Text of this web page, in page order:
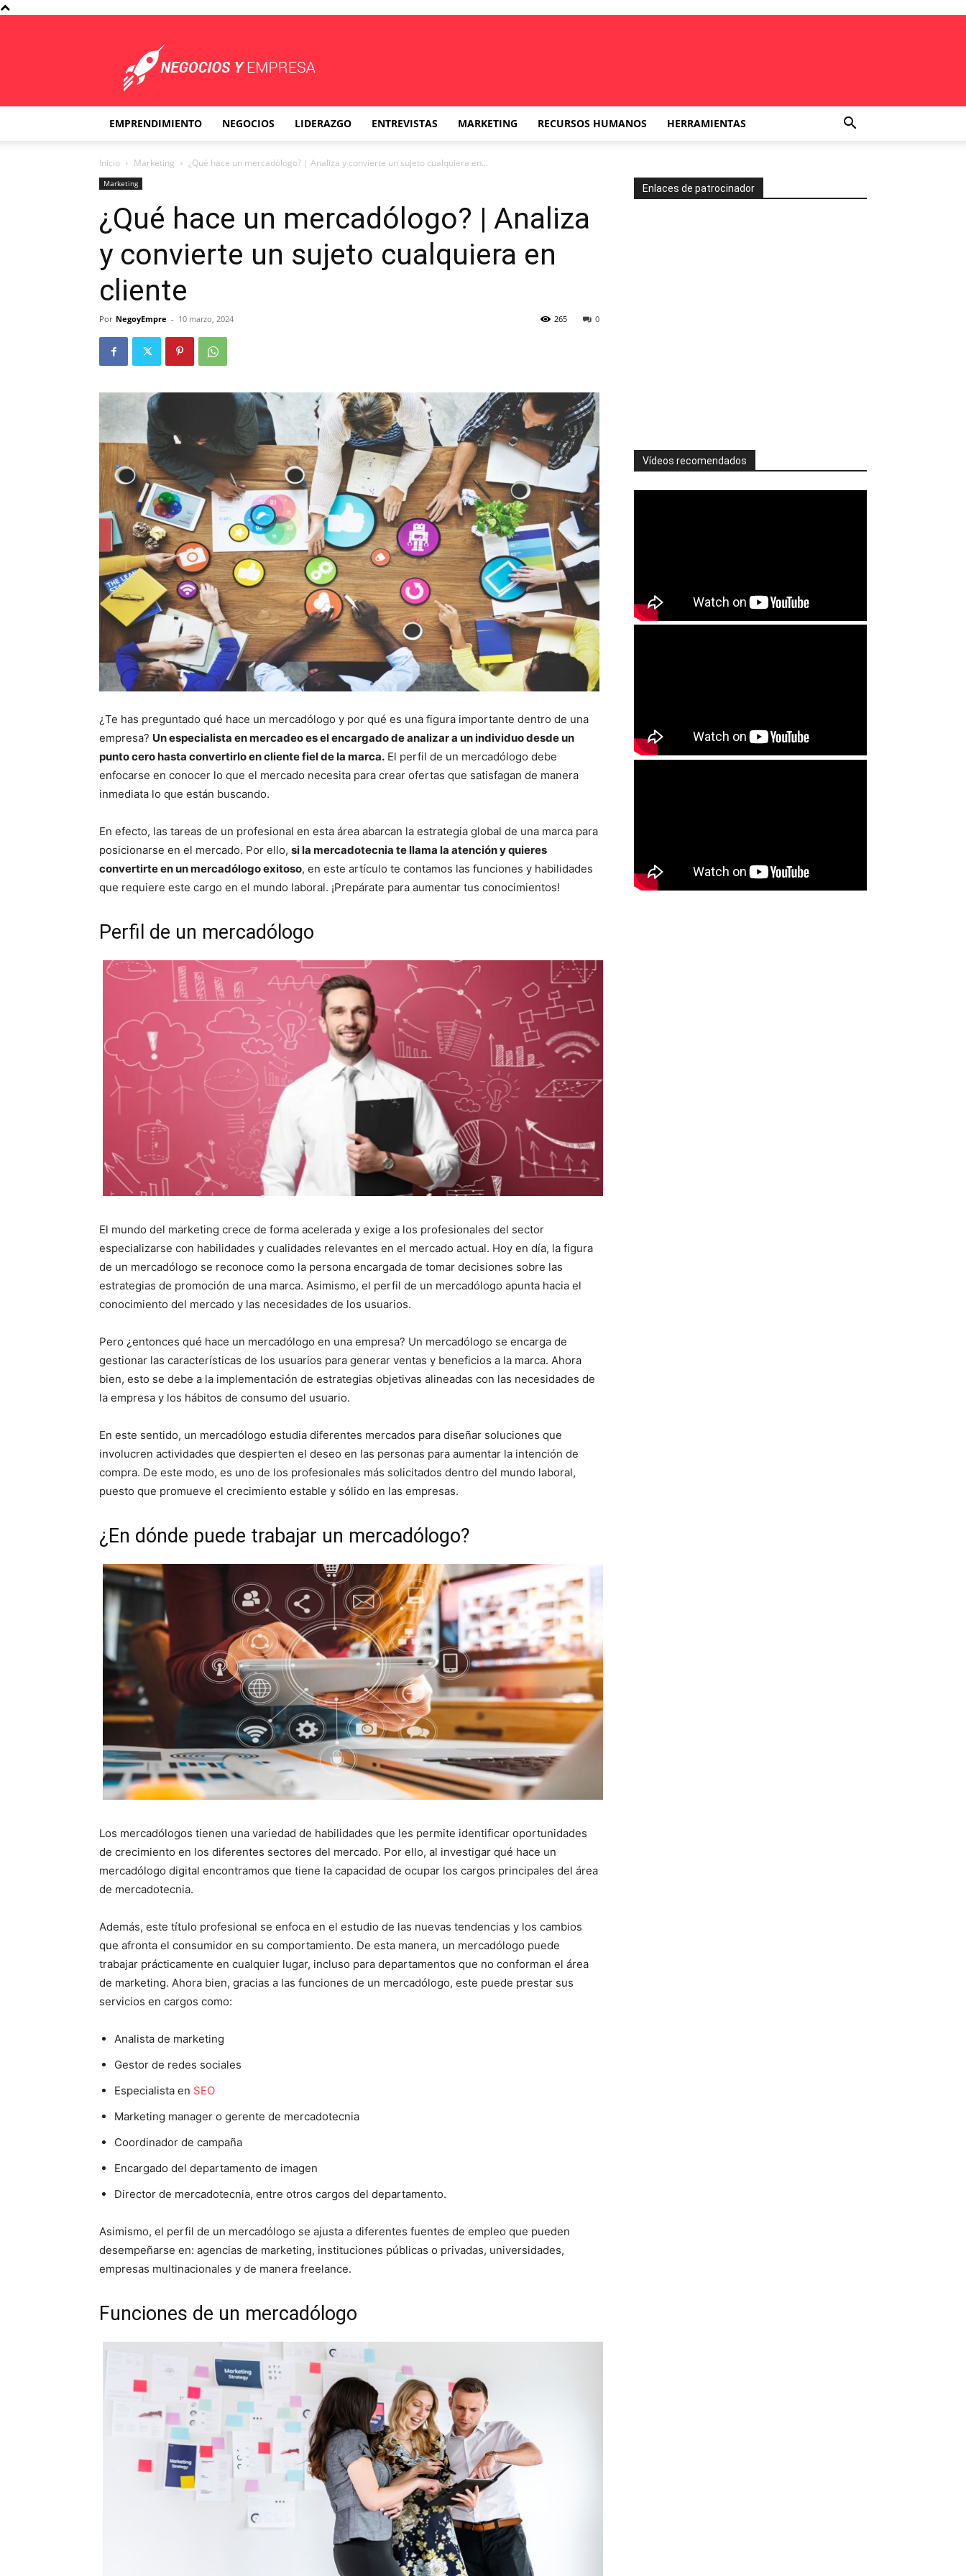
Empresa
EMPRENDIMIENTO NEGOCIOS LIDERAZGO ENTREVISTAS MARKETING RECURSOS HUMANOS HERRAMIENTAS
Inicio Marketing ¿Qué hace un mercadólogo? | Analiza y convierte un sujeto cualquiera en...
Marketing
¿Qué hace un mercadólogo? | Analiza
y convierte un sujeto cualquiera en
cliente
Por NegoyEmpre - 10 marzo, 2024 0
265
¿Te has preguntado qué hace un mercadólogo y por qué es una figura importante dentro de una
empresa? Un especialista en mercadeo es el encargado de analizar a un individuo desde un
punto cero hasta convertirlo en cliente fiel de la marca. El perfil de un mercadólogo debe
enfocarse en conocer lo que el mercado necesita para crear ofertas que satisfagan de manera
inmediata lo que están buscando.
En efecto, las tareas de un profesional en esta área abarcan la estrategia global de una marca para
posicionarse en el mercado. Por ello, si la mercadotecnia te llama la atención y quieres
convertirte en un mercadólogo exitoso, en este artículo te contamos las funciones y habilidades
que requiere este cargo en el mundo laboral. ¡Prepárate para aumentar tus conocimientos!
Perfil de un mercadólogo
El mundo del marketing crece de forma acelerada y exige a los profesionales del sector
especializarse con habilidades y cualidades relevantes en el mercado actual. Hoy en día, la figura
de un mercadólogo se reconoce como la persona encargada de tomar decisiones sobre las
estrategias de promoción de una marca. Asimismo, el perfil de un mercadólogo apunta hacia el
conocimiento del mercado y las necesidades de los usuarios.
Pero ¿entonces qué hace un mercadólogo en una empresa? Un mercadólogo se encarga de
gestionar las características de los usuarios para generar ventas y beneficios a la marca. Ahora
bien, esto se debe a la implementación de estrategias objetivas alineadas con las necesidades de
la empresa y los hábitos de consumo del usuario.
En este sentido, un mercadólogo estudia diferentes mercados para diseñar soluciones que
involucren actividades que despierten el deseo en las personas para aumentar la intención de
compra. De este modo, es uno de los profesionales más solicitados dentro del mundo laboral,
puesto que promueve el crecimiento estable y sólido en las empresas.
¿En dónde puede trabajar un mercadólogo?
Los mercadólogos tienen una variedad de habilidades que les permite identificar oportunidades
de crecimiento en los diferentes sectores del mercado. Por ello, al investigar qué hace un
mercadólogo digital encontramos que tiene la capacidad de ocupar los cargos principales del área
de mercadotecnia.
Además, este título profesional se enfoca en el estudio de las nuevas tendencias y los cambios
que afronta el consumidor en su comportamiento. De esta manera, un mercadólogo puede
trabajar prácticamente en cualquier lugar, incluso para departamentos que no conforman el área
de marketing. Ahora bien, gracias a las funciones de un mercadólogo, este puede prestar sus
servicios en cargos como:
Analista de marketing
Gestor de redes sociales
Especialista en SEO
Marketing manager o gerente de mercadotecnia
Coordinador de campaña
Encargado del departamento de imagen
Director de mercadotecnia, entre otros cargos del departamento.
Asimismo, el perfil de un mercadólogo se ajusta a diferentes fuentes de empleo que pueden
desempeñarse en: agencias de marketing, instituciones públicas o privadas, universidades,
empresas multinacionales y de manera freelance.
Funciones de un mercadólogo
Enlaces de patrocinador
Vídeos recomendados